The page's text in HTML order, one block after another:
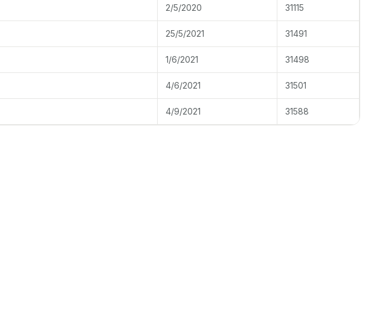
2/5/2020 31115
25/5/2021 31491
1/6/2021 31498
4/6/2021 31501
4/9/2021 31588